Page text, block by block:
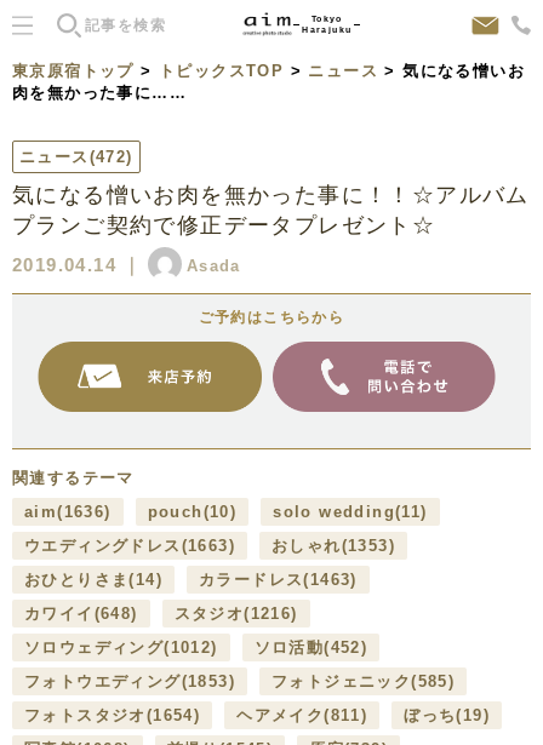
Tokyo
Harajuku
東京原宿トップ > トピックスTOP > ニュース > 気になる憎いお
肉を無かった事に……
ニュース (472)
気になる憎いお肉を無かった事に！！☆アルバム
プランご契約で修正データプレゼント☆
2019.04.14 Asada
ご予約はこちらから
関連するテーマ
aim(1636) pouch (10) solo wedding(11)
ウエディングドレス (1663) おしゃれ(1353)
おひとりさま(14) カラードレス(1463)
カワイイ (648) スタジオ(1216)
ソロウェディング(1012) ソロ活動(452)
フォトウエディング(1853) フォトジェニック(585)
フォトスタジオ (1654) ヘアメイク(811) ぼっち(19)